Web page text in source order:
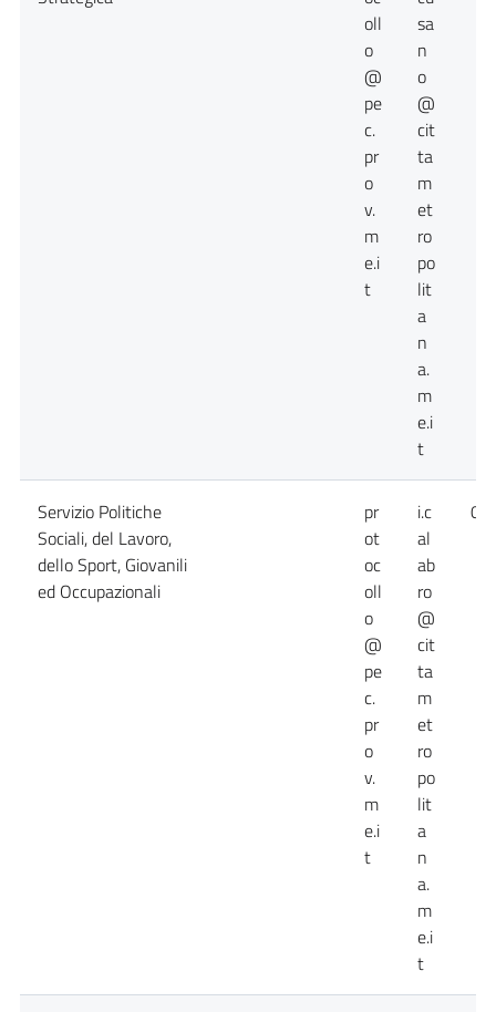
oll
o
@
pe
c.
pr
o
v.
m
e.i
t
sa
n
o
@
cit
ta
m
et
ro
po
lit
a
n
a.
m
e.i
t
Servizio Politiche
Sociali, del Lavoro,
dello Sport, Giovanili
ed Occupazionali
pr
ot
oc
oll
o
@
pe
c.
pr
o
v.
m
e.i
t
i.c
al
ab
ro
@
cit
ta
m
et
ro
po
lit
a
n
a.
m
e.i
t